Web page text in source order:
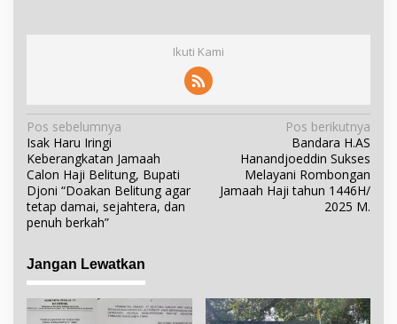
Ikuti Kami
N
a
v
i
g
a
s
i
p
Pos sebelumnya
Isak Haru Iringi
Keberangkatan Jamaah
Calon Haji Belitung, Bupati
Djoni “Doakan Belitung agar
tetap damai, sejahtera, dan
penuh berkah”
Pos berikutnya
Bandara H.AS
Hanandjoeddin Sukses
Melayani Rombongan
Jamaah Haji tahun 1446H/
2025 M.
Jangan Lewatkan